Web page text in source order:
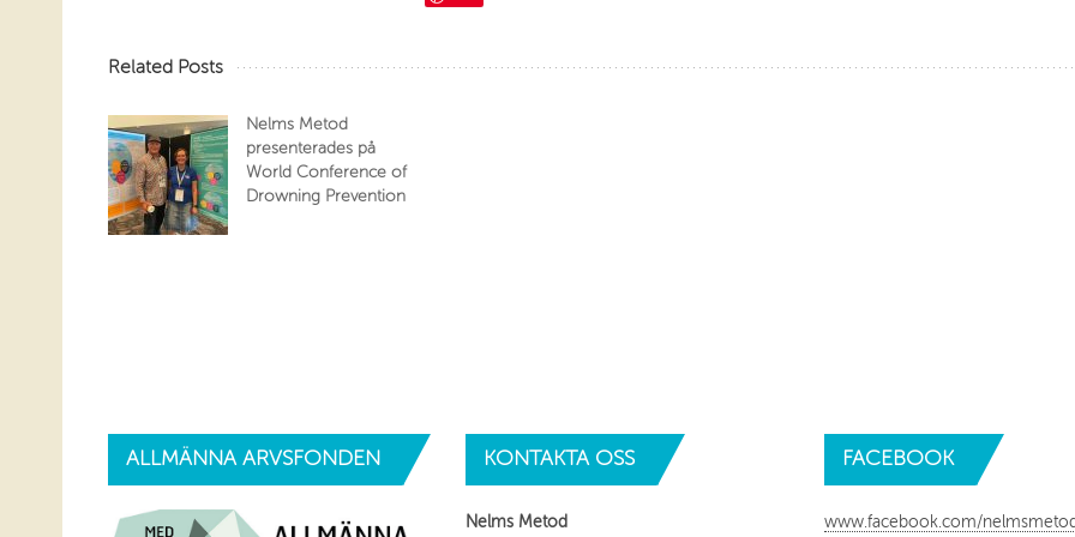
Related Posts
Nelms Metod
presenterades på
World Conference of
Drowning Prevention
ALLMÄNNAARVSFONDEN KONTAKTAOSS
Nelms Metod
FACEBOOK
www.facebook.com/